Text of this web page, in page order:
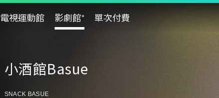
電視運動館 影劇館⁺ 單次付費
小酒館Basue
SNACK BASUE